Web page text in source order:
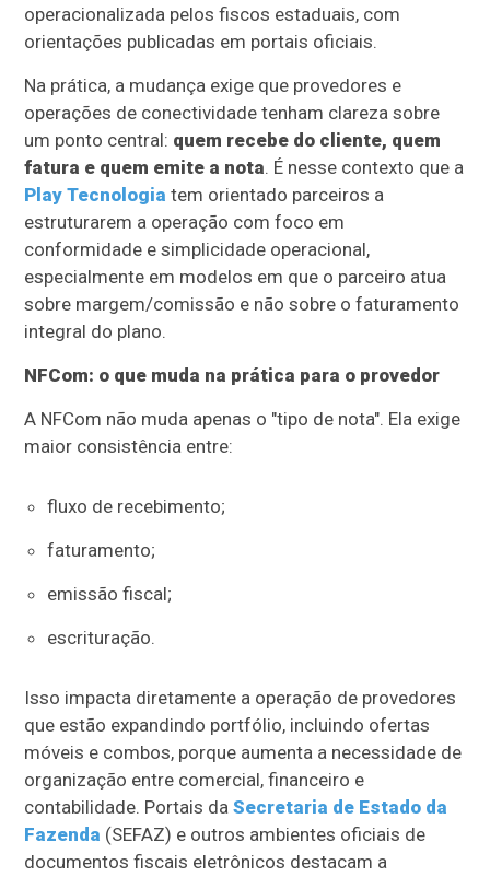
operacionalizada pelos fiscos estaduais, com
orientações publicadas em portais oficiais.
Na prática, a mudança exige que provedores e
operações de conectividade tenham clareza sobre
um ponto central: quem recebe do cliente, quem
fatura e quem emite a nota. É nesse contexto que a
Play Tecnologia tem orientado parceiros a
estruturarem a operação com foco em
conformidade e simplicidade operacional,
especialmente em modelos em que o parceiro atua
sobre margem/comissão e não sobre o faturamento
integral do plano.
NFCom: o que muda na prática para o provedor
A NFCom não muda apenas o "tipo de nota". Ela exige
maior consistência entre:
fluxo de recebimento;
faturamento;
emissão fiscal;
escrituração.
Isso impacta diretamente a operação de provedores
que estão expandindo portfólio, incluindo ofertas
móveis e combos, porque aumenta a necessidade de
organização entre comercial, financeiro e
contabilidade. Portais daSecretaria de Estado da
Fazenda (SEFAZ) e outros ambientes oficiais de
documentos fiscais eletrônicos destacam a